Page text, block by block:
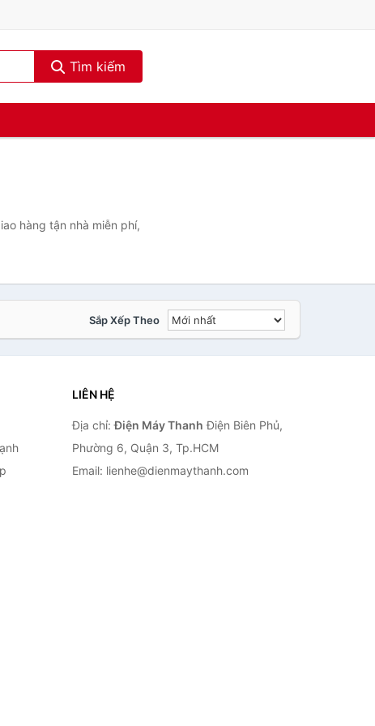
Tìm kiếm
hàng tận nhà miễn phí,
Sắp Xếp Theo
LIÊN HỆ
Địa chỉ:Điện Máy Thanh Điện Biên Phủ,
Phường 6, Quận 3, Tp.HCM
Email: lienhe@dienmaythanh.com